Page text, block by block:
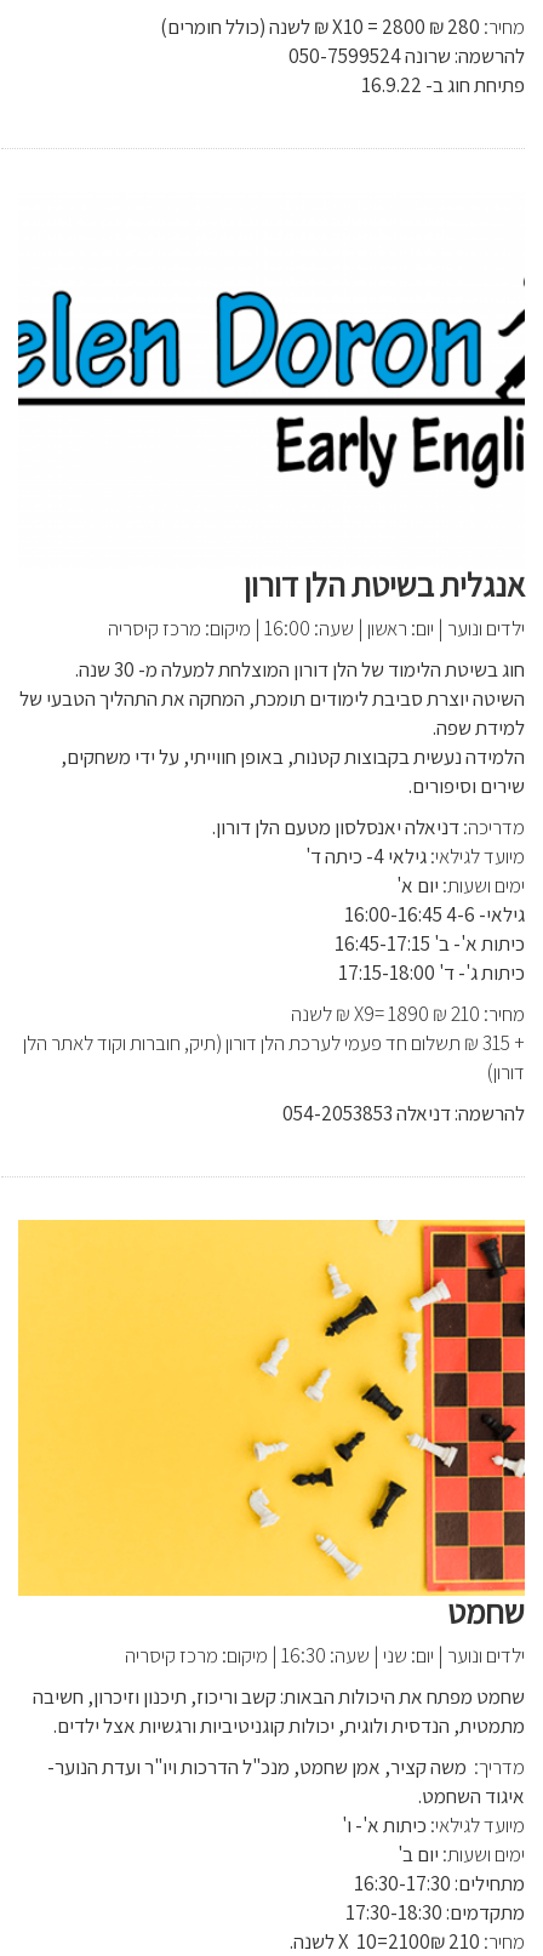
מחיר:
להרשמה: שרונה 050-7599524
פתיחת חוג ב- 16.9.22
אנגלית בשיטת הלן דורון
ילדים ונוער | יום: ראשון | שעה: 16:00 | מיקום: מרכז קיסריה
חוג בשיטת הלימוד של הלן דורון המוצלחת למעלה מ- 30 שנה.
השיטה יוצרת סביבת לימודים תומכת, המחקה את התהליך הטבעי של
למידת שפה.
הלמידה נעשית בקבוצות קטנות, באופן חווייתי, על ידי משחקים,
שירים וסיפורים.
מדריכה:דניאלה יאנסלסון מטעם הלן דורון.
מיועד לגילאי:גילאי 4- כיתה ד'
ימים ושעות: יום א'
גילאי- 4-6 16:00-16:45
כיתות א'- ב' 16:45-17:15
כיתות ג'- ד' 17:15-18:00
מחיר:
+ 315 ₪ תשלום חד פעמי לערכת הלן דורון (תיק, חוברות וקוד לאתר הלן
דורון)
להרשמה: דניאלה 054-2053853
שחמט
ילדים ונוער | יום: שני | שעה: 16:30 | מיקום: מרכז קיסריה
שחמט מפתח את היכולות הבאות: קשב וריכוז, תיכנון וזיכרון, חשיבה
מתמטית, הנדסית ולוגית, יכולות קוגניטיביות ורגשיות אצל ילדים.
מדריך: משה קציר, אמן שחמט, מנכ"ל הדרכות ויו"ר ועדת הנוער-
איגוד השחמט.
מיועד לגילאי: כיתות א'- ו'
ימים ושעות: יום ב'
מתחילים: 16:30-17:30
מתקדמים: 17:30-18:30
מחיר: